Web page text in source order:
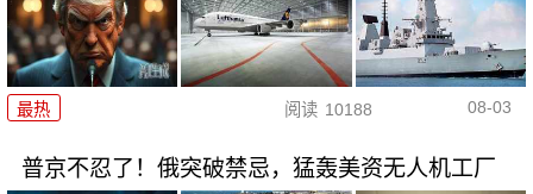
最热 阅读 10188 08-03
普京不忍了！俄突破禁忌，猛轰美资无人机工厂